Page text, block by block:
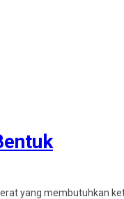
yang membutuhkan